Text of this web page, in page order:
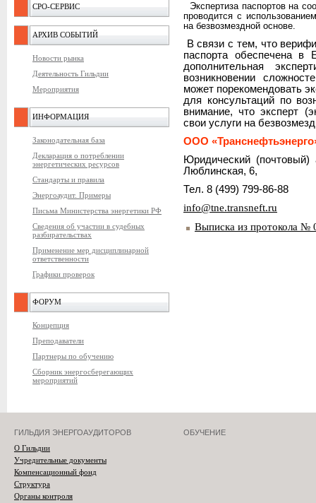
СРО-СЕРВИС
АРХИВ СОБЫТИЙ
Новости рынка
Деятельность Гильдии
Мероприятия
ИНФОРМАЦИЯ
Законодательная база
Декларация о потреблении
энергетических ресурсов
Стандарты и правила
Энергоаудит. Примеры
Письма Министерства энергетики РФ
Сведения об участии в судебных
разбирательствах
Применение мер дисциплинарной
ответственности
Графики проверок
ФОРУМ
Концепция
Преподаватели
Партнеры по обучению
Сборник энергосберегающих
мероприятий
Экспертиза паспортов на
проводится с
на безвозмездной основе.
В связи с тем, что
паспорта обеспечена в
дополнительная
возникновении
может порекомендовать
для консультаций по
внимание, что эксперт
свои услуги на
ООО
Юридический (почтовый)
Люблинская, 6,
Тел. 8 (499) 799-86-88
info@tne.transneft.ru
Выписка из протокола №
ГИЛЬДИЯ ЭНЕРГОАУДИТОРОВ
О Гильдии
Учредительные документы
Компенсационный фонд
Структура
Органы контроля
ОБУЧЕНИЕ